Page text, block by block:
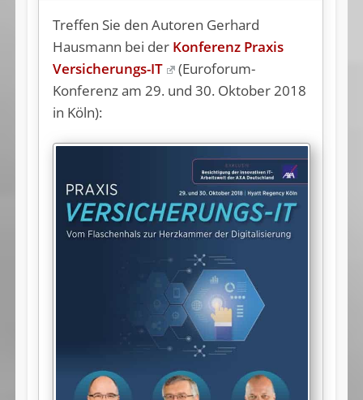
Treffen Sie den Autoren Gerhard
Hausmann bei der Konferenz Praxis
Versicherungs-IT
(Euroforum-
Konferenz am 29. und 30. Oktober 2018
in Köln):